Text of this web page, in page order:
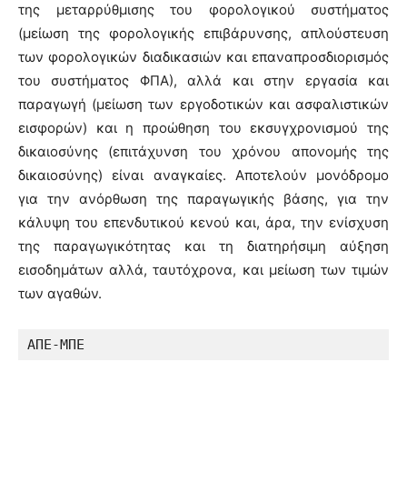
της μεταρρύθμισης του φορολογικού συστήματος
(μείωση της φορολογικής επιβάρυνσης, απλούστευση
των φορολογικών διαδικασιών και επαναπροσδιορισμός
του συστήματος ΦΠΑ), αλλά και στην εργασία και
παραγωγή (μείωση των εργοδοτικών και ασφαλιστικών
εισφορών) και η προώθηση του εκσυγχρονισμού της
δικαιοσύνης (επιτάχυνση του χρόνου απονομής της
δικαιοσύνης) είναι αναγκαίες. Αποτελούν μονόδρομο
για την ανόρθωση της παραγωγικής βάσης, για την
κάλυψη του επενδυτικού κενού και, άρα, την ενίσχυση
της παραγωγικότητας και τη διατηρήσιμη αύξηση
εισοδημάτων αλλά, ταυτόχρονα, και μείωση των τιμών
των αγαθών.
ΑΠΕ-ΜΠΕ